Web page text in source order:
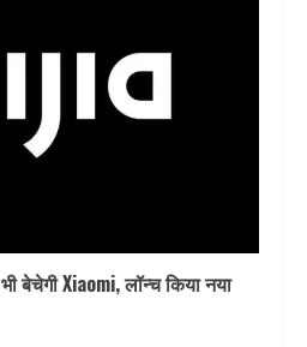
बेचेगी Xiaomi, लॉन्च किया नया